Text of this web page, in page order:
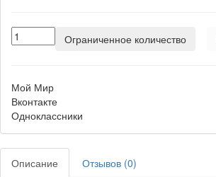
Ограниченное количество
Мой Мир
Вконтакте
Одноклассники
Описание
Отзывов (0)